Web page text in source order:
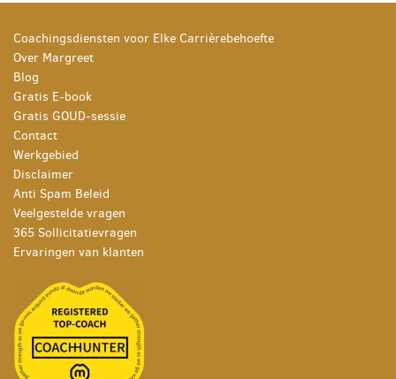
Coachingsdiensten voor Elke Carrièrebehoefte
Over Margreet
Blog
Gratis E-book
Gratis GOUD-sessie
Contact
Werkgebied
Disclaimer
Anti Spam Beleid
Veelgestelde vragen
365 Sollicitatievragen
Ervaringen van klanten